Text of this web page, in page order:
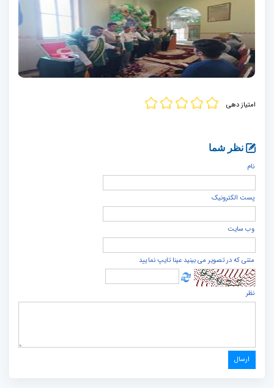
امتیاز دهی
نظر شما
نام
پست الكترونيک
وب سایت
متنی که در تصویر می بینید عینا تایپ نمایید
نظر